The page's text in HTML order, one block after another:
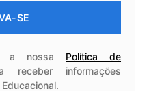
SE
a nossa Política de
informações